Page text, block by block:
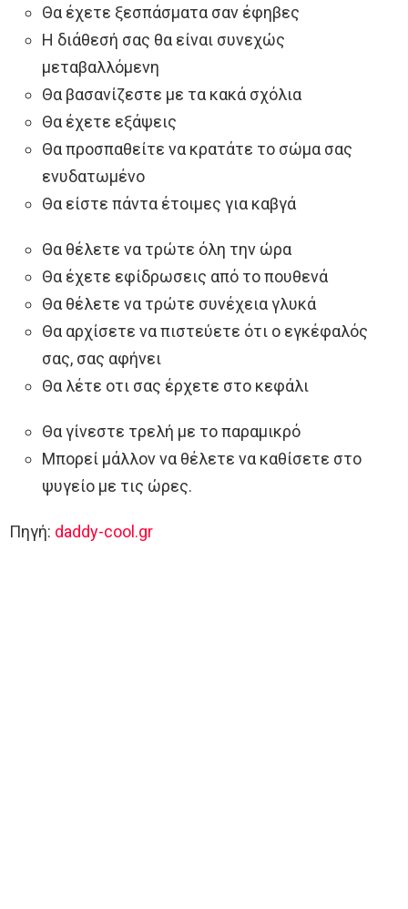
Θα έχετε ξεσπάσματα σαν έφηβες
Η διάθεσή σας θα είναι συνεχώς
μεταβαλλόμενη
Θα βασανίζεστε με τα κακά σχόλια
Θα έχετε εξάψεις
Θα προσπαθείτε να κρατάτε το σώμα σας
ενυδατωμένο
Θα είστε πάντα έτοιμες για καβγά
Θα θέλετε να τρώτε όλη την ώρα
Θα έχετε εφίδρωσεις από το πουθενά
Θα θέλετε να τρώτε συνέχεια γλυκά
Θα αρχίσετε να πιστεύετε ότι ο εγκέφαλός
σας, σας αφήνει
Θα λέτε οτι σας έρχετε στο κεφάλι
Θα γίνεστε τρελή με το παραμικρό
Μπορεί μάλλον να θέλετε να καθίσετε στο
ψυγείο με τις ώρες.
Πηγή: daddy-cool.gr